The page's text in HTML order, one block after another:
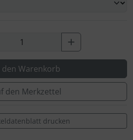
den Warenkorb
den Merkzettel
drucken